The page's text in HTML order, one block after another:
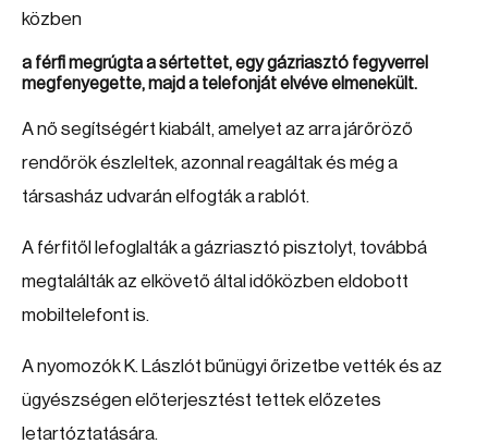
közben
a férfi megrúgta a sértettet, egy gázriasztó fegyverrel
megfenyegette, majd a telefonját elvéve elmenekült.
A nő segítségért kiabált, amelyet az arra járőröző
rendőrök észleltek, azonnal reagáltak és még a
társasház udvarán elfogták a rablót.
A férfitől lefoglalták a gázriasztó pisztolyt, továbbá
megtalálták az elkövető által időközben eldobott
mobiltelefont is.
A nyomozók K. Lászlót bűnügyi őrizetbe vették és az
ügyészségen előterjesztést tettek előzetes
letartóztatására.